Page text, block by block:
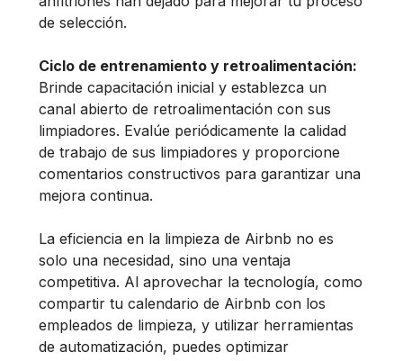
de selección.
Ciclo de entrenamiento y retroalimentación:
Brinde capacitación inicial y establezca un
canal abierto de retroalimentación con sus
limpiadores. Evalúe periódicamente la calidad
de trabajo de sus limpiadores y proporcione
comentarios constructivos para garantizar una
mejora continua.
La eficiencia en la limpieza de Airbnb no es
solo una necesidad, sino una ventaja
competitiva. Al aprovechar la tecnología, como
compartir tu calendario de Airbnb con los
empleados de limpieza, y utilizar herramientas
de automatización, puedes optimizar